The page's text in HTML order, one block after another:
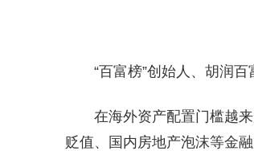
“百富榜”创始人、胡润百
在海外资产配置门槛越
贬值、国内房地产泡沫等金